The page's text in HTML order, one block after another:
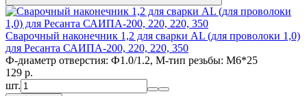
Сварочный наконечник 1,2 для сварки AL (для проволоки 1,0)
для Ресанта САИПА-200, 220, 220, 350
Ф-диаметр отверстия: Ф1.0/1.2, М-тип резьбы: M6*25
129 p.
шт.